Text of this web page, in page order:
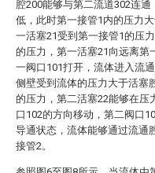
腔200能够与第二流道302连
低，此时第一接管1内的压力
一活塞21受到第一接管1的压
的压力，第一活塞21向远离第
一阀口101打开，流体进入流
侧壁受到流体的压力大于活塞
的压力，第二活塞22能够在压
口102的方向移动，第二阀口
导通状态，流体能够通过流通
接管2。